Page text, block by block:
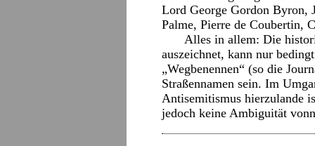
Lord George Gordon Byron,
Palme, Pierre de Coubertin,
Alles in allem: Die
auszeichnet, kann nur
„Wegbenennen“ (so die
Straßennamen sein. Im
Antisemitismus hierzulande
jedoch keine Ambiguität